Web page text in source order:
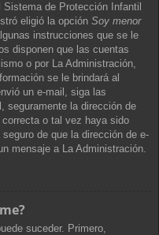
de Protección Infantil
eligió la opción Soy menor
instrucciones que se le
disponen que las cuentas
o por La Administración,
se le brindará al
un e-mail, siga las
seguramente la dirección de
o tal vez haya sido
de que la dirección de e-
mensaje a La Administración.
suceder. Primero,